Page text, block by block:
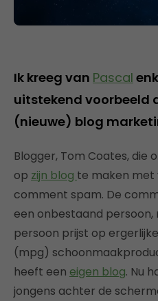
Ik kreeg van Pascal
uitstekend voorbeeld
(nieuwe) blog
Blogger, Tom Coates, die
op zijn blog te maken met
comment spam. De
een onbestaand persoon,
persoon prijst op
(mpg)
heeft een eigen blog. Nu
jongens achter de